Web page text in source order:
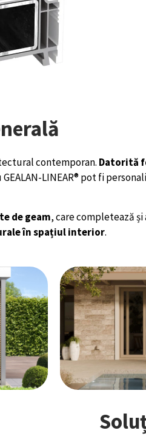
contemporan. Datorită
LINEAR® pot fi
de geam, care completează
în spațiul interior.